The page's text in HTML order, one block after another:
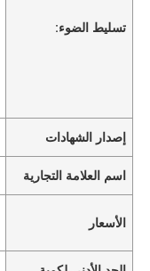
تسليط الضوء:
إصدار الشهادات
اسم العلامة التجارية
الأسعار